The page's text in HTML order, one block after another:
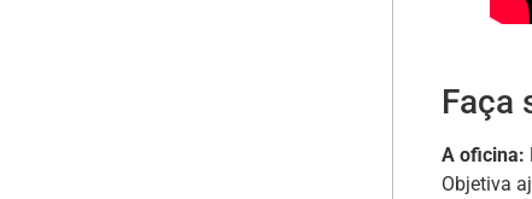
Faça
A oficina:
Objetiva